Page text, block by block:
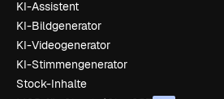
KI-Assistent
KI-Bildgenerator
KI-Videogenerator
KI-Stimmengenerator
Stock-Inhalte